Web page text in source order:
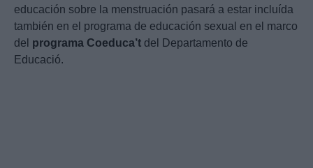
educación sobre la menstruación pasará a estar incluída
también en el programa de educación sexual en el marco
del programa Coeduca’t del Departamento de
Educació.